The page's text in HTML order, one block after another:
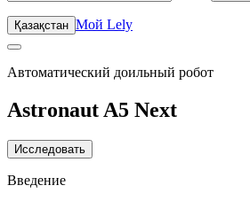
Қазақстан Мой Lely
Автоматический доильный робот
Аstronaut A5 Next
Исследовать
Введение